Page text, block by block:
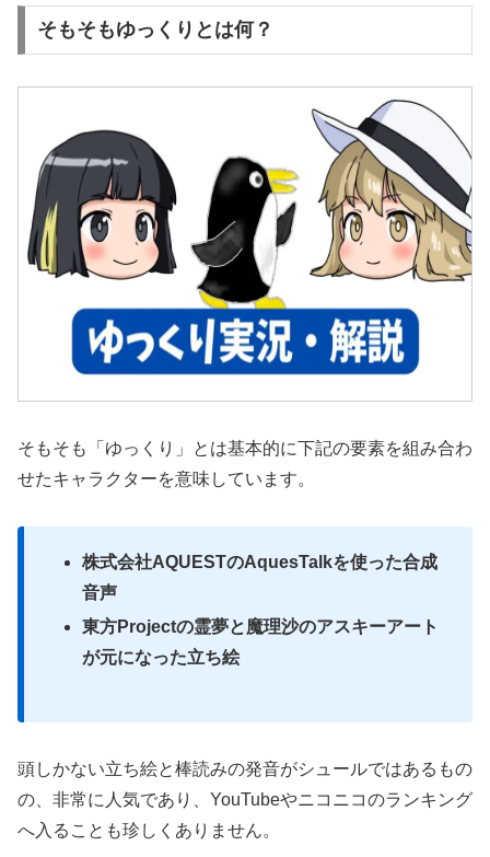
そもそもゆっくりとは何？
そもそも「ゆっくり」とは基本的に下記の要素を組み合わ
せたキャラクターを意味しています。
株式会社AQUESTのAquesTalkを使った合成
音声
東方Projectの霊夢と魔理沙のアスキーアート
が元になった立ち絵
頭しかない立ち絵と棒読みの発音がシュールではあるもの
の、非常に人気であり、YouTubeやニコニコのランキング
へ入ることも珍しくありません。